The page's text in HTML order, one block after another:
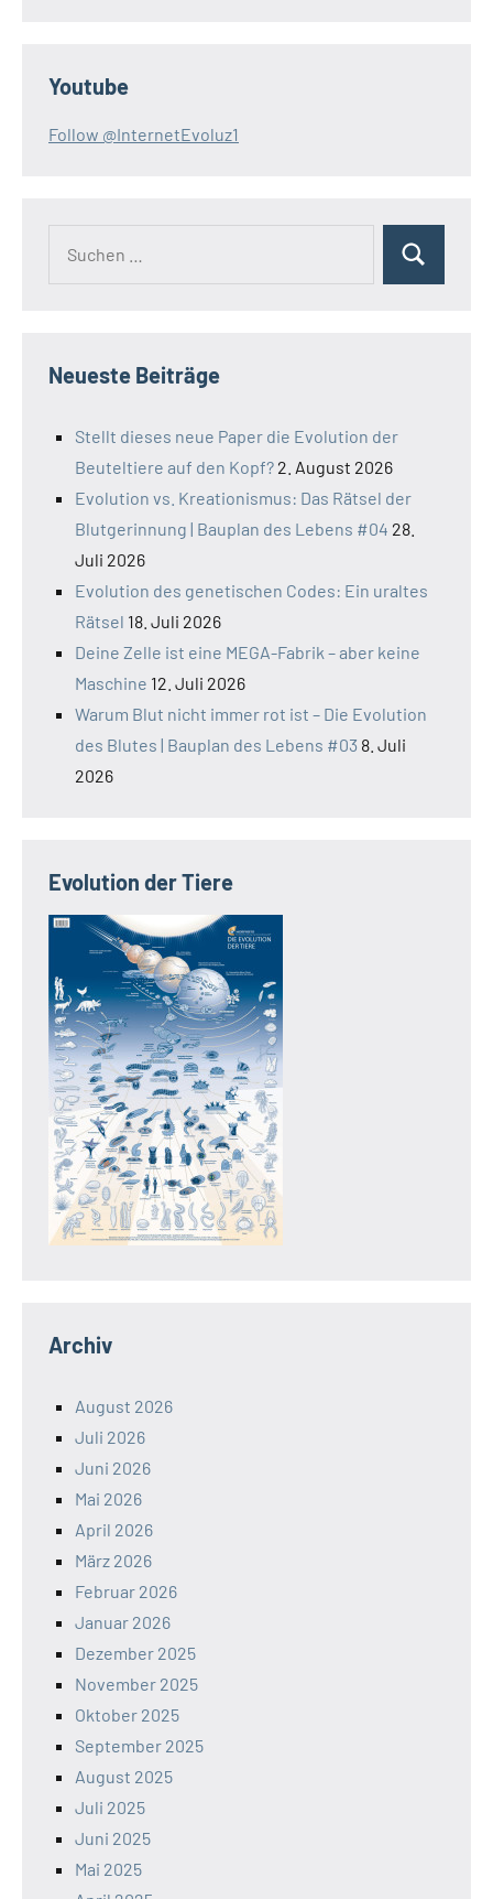
Youtube
Follow @InternetEvoluz1
Suchen
Neueste Beiträge
Stellt dieses neue Paper die Evolution der
Beuteltiere auf den Kopf? 2. August 2026
Evolution vs. Kreationismus: Das Rätsel der
Blutgerinnung | Bauplan des Lebens #04 28.
Juli 2026
Evolution des genetischen Codes: Ein uraltes
Rätsel 18. Juli 2026
Deine Zelle ist eine MEGA-Fabrik – aber keine
Maschine 12. Juli 2026
Warum Blut nicht immer rot ist – Die Evolution
des Blutes | Bauplan des Lebens #03 8. Juli
2026
Evolution der Tiere
Archiv
August 2026
Juli 2026
Juni 2026
Mai 2026
April 2026
März 2026
Februar 2026
Januar 2026
Dezember 2025
November 2025
Oktober 2025
September 2025
August 2025
Juli 2025
Juni 2025
Mai 2025